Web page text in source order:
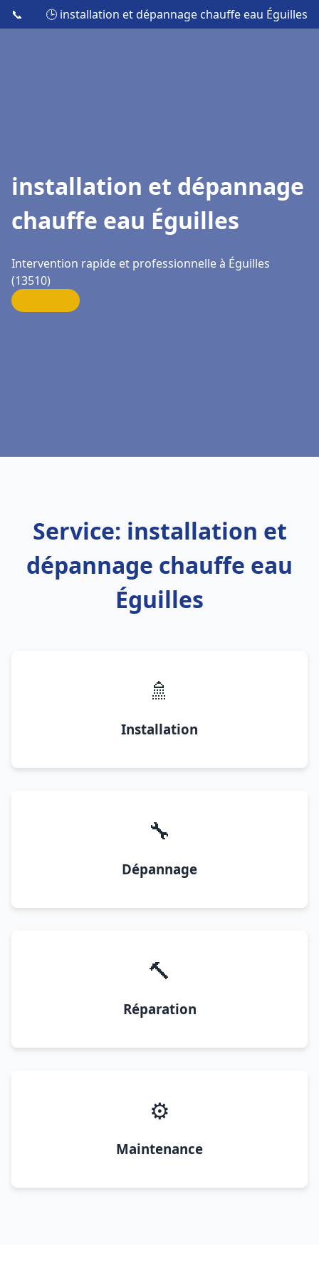
📞 🕒 installation et dépannage chauffe eau Éguilles
installation et dépannage
chauffe eau Éguilles
Intervention rapide et professionnelle à Éguilles
(13510)
Service: installation et
dépannage chauffe eau
Éguilles
🚿
Installation
🔧
Dépannage
🔨
Réparation
⚙️
Maintenance